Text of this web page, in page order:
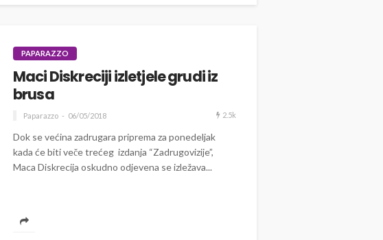
PAPARAZZO
Maci Diskreciji izletjele grudi iz
brusa
Paparazzo 06/05/2018 2.5k
Dok se većina zadrugara priprema za ponedeljak
kada će biti veče trećeg izdanja “Zadrugovizije”,
Maca Diskrecija oskudno odjevena se izležava...